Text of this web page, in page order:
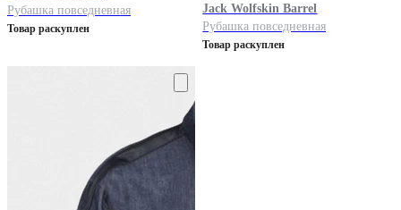
Рубашка повседневная
Товар раскуплен
Jack Wolfskin Barrel
Рубашка повседневная
Товар раскуплен